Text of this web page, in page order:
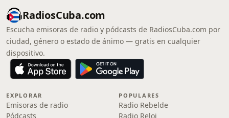
RadiosCuba.com
Escucha emisoras de radio y pódcasts de RadiosCuba.com por
ciudad, género o estado de ánimo — gratis en cualquier
dispositivo.
EXPLORAR
Emisoras de radio
Pódcasts
POPULARES
Radio Rebelde
Radio Reloj